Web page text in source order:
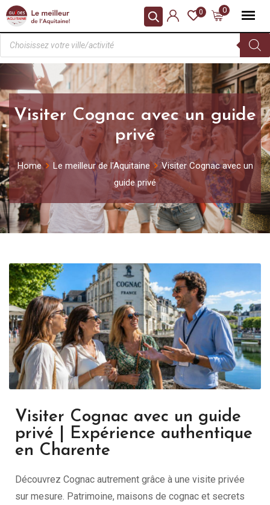
0
0
Visiter Cognac avec un guide
privé
Home Le meilleur de l'Aquitaine
Visiter Cognac avec un
guide privé
Visiter Cognac avec un guide
privé | Expérience authentique
en Charente
Découvrez Cognac autrement grâce à une visite privée
sur mesure. Patrimoine, maisons de cognac et secrets